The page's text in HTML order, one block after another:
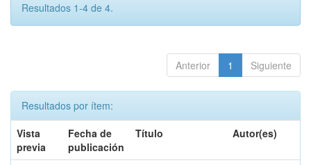
Resultados 1-4 de 4.
Anterior 1 Siguiente
Resultados por ítem:
Vista
previa
Fecha de
publicación
Título Autor(es)